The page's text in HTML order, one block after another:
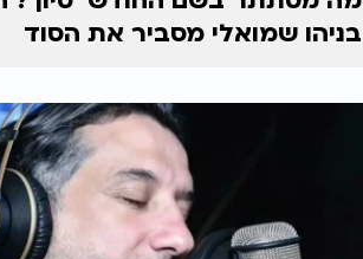
בניהו שמואלי מסביר את הסוד